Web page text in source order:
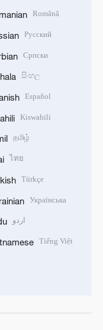
Română
Русский
Српски
සිංහල
Español
Kiswahili
தமிழ்
ไทย
Türkçe
Українська
اردو
Tiếng Việt